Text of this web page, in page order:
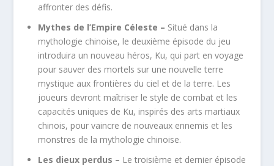
affronter des défis.
Mythes de l’Empire Céleste – Situé dans la
mythologie chinoise, le deuxième épisode du jeu
introduira un nouveau héros, Ku, qui part en voyage
pour sauver des mortels sur une nouvelle terre
mystique aux frontières du ciel et de la terre. Les
joueurs devront maîtriser le style de combat et les
capacités uniques de Ku, inspirés des arts martiaux
chinois, pour vaincre de nouveaux ennemis et les
monstres de la mythologie chinoise.
Les dieux perdus – Le troisième et dernier épisode